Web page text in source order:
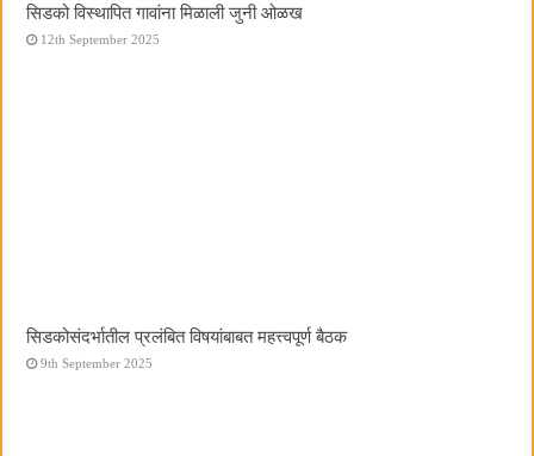
सिडको विस्थापित गावांना मिळाली जुनी ओळख
12th September 2025